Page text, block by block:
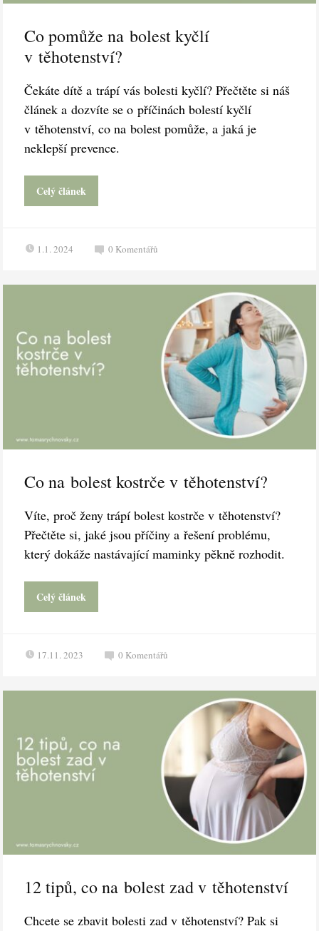
Co pomůže na bolest kyčlí
v těhotenství?
Čekáte dítě a trápí vás bolesti kyčlí? Přečtěte si náš
článek a dozvíte se o příčinách bolestí kyčlí
v těhotenství, co na bolest pomůže, a jaká je
neklepší prevence.
Celý článek
1.1. 2024 0 Komentářů
Co na bolest kostrče v těhotenství?
Víte, proč ženy trápí bolest kostrče v těhotenství?
Přečtěte si, jaké jsou příčiny a řešení problému,
který dokáže nastávající maminky pěkně rozhodit.
Celý článek
17.11. 2023 0 Komentářů
12 tipů, co na bolest zad v těhotenství
Chcete se zbavit bolesti zad v těhotenství? Pak si